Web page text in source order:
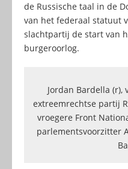
de Russische taal in de
van het federaal statuut
slachtpartij de start van
burgeroorlog.
Jordan Bardella (r),
extreemrechtse partij
vroegere Front
parlementsvoorzitter